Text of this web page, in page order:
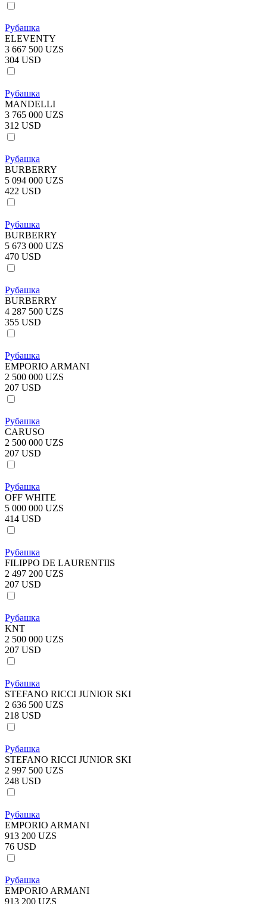
Рубашка
ELEVENTY
3 667 500 UZS
304 USD
Рубашка
MANDELLI
3 765 000 UZS
312 USD
Рубашка
BURBERRY
5 094 000 UZS
422 USD
Рубашка
BURBERRY
5 673 000 UZS
470 USD
Рубашка
BURBERRY
4 287 500 UZS
355 USD
Рубашка
EMPORIO ARMANI
2 500 000 UZS
207 USD
Рубашка
CARUSO
2 500 000 UZS
207 USD
Рубашка
OFF WHITE
5 000 000 UZS
414 USD
Рубашка
FILIPPO DE LAURENTIIS
2 497 200 UZS
207 USD
Рубашка
KNT
2 500 000 UZS
207 USD
Рубашка
STEFANO RICCI JUNIOR SKI
2 636 500 UZS
218 USD
Рубашка
STEFANO RICCI JUNIOR SKI
2 997 500 UZS
248 USD
Рубашка
EMPORIO ARMANI
913 200 UZS
76 USD
Рубашка
EMPORIO ARMANI
913 200 UZS